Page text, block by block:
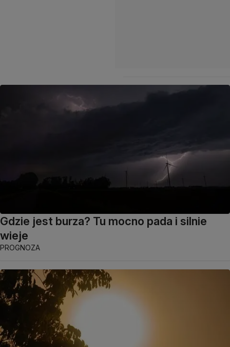
Gdzie jest burza? Tu mocno pada i silnie
wieje
PROGNOZA